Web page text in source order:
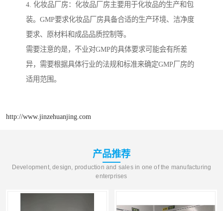
4. 化妆品厂房：化妆品厂房主要用于化妆品的生产和包
装。GMP要求化妆品厂房具备合适的生产环境、洁净度
要求、原材料和成品品质控制等。
需要注意的是，不业对GMP的具体要求可能会有所差
异，需要根据具体行业的法规和标准来确定GMP厂房的
适用范围。
http://www.jinzehuanjing.com
产品推荐
Development, design, production and sales in one of the manufacturing
enterprises